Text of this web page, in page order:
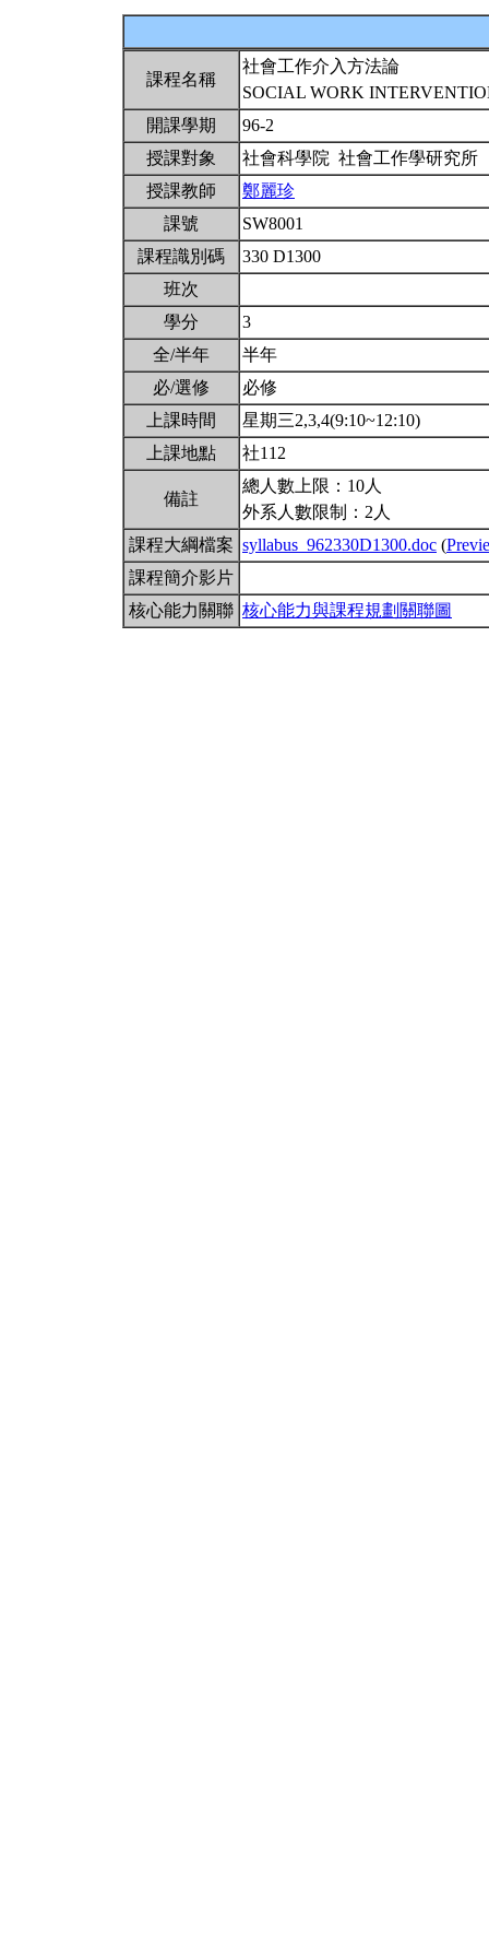
課程名稱
社會工作介入方法論
SOCIAL WORK
開課學期
96-2
授課對象
社會科學院 社會工作學研究所
授課教師
鄭麗珍
課號
SW8001
課程識別碼
330 D1300
班次
學分
3
全/半年
半年
必/選修
必修
上課時間
星期三2,3,4(9:10~12:10)
上課地點
社112
備註
總人數上限：10人
外系人數限制：2人
課程大綱檔案 syllabus_962330D1300.doc (
課程簡介影片
核心能力關聯 核心能力與課程規劃關聯圖